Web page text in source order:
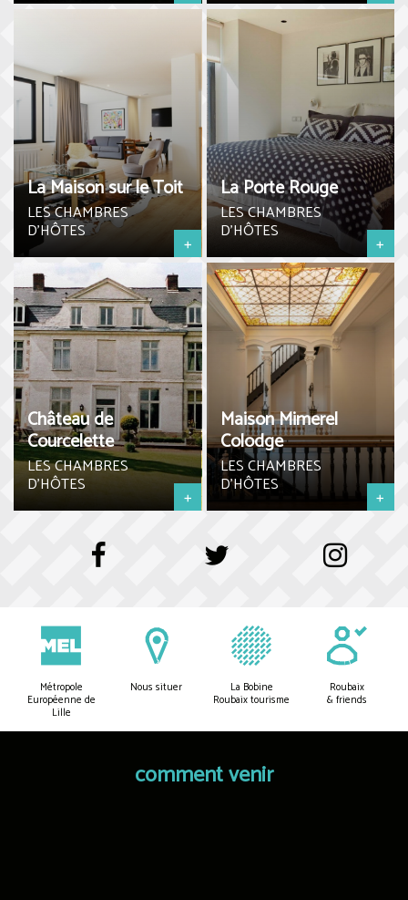
La Maison sur le Toit
LES CHAMBRES
D'HÔTES +
Château de
Courcelette
LES CHAMBRES
D'HÔTES +
La Porte Rouge
LES CHAMBRES
D'HÔTES +
Maison Mimerel
Colodge
LES CHAMBRES
D'HÔTES +
Métropole
Européenne de
Lille
Nous situer La Bobine
Roubaix tourisme
Roubaix
& friends
comment venir